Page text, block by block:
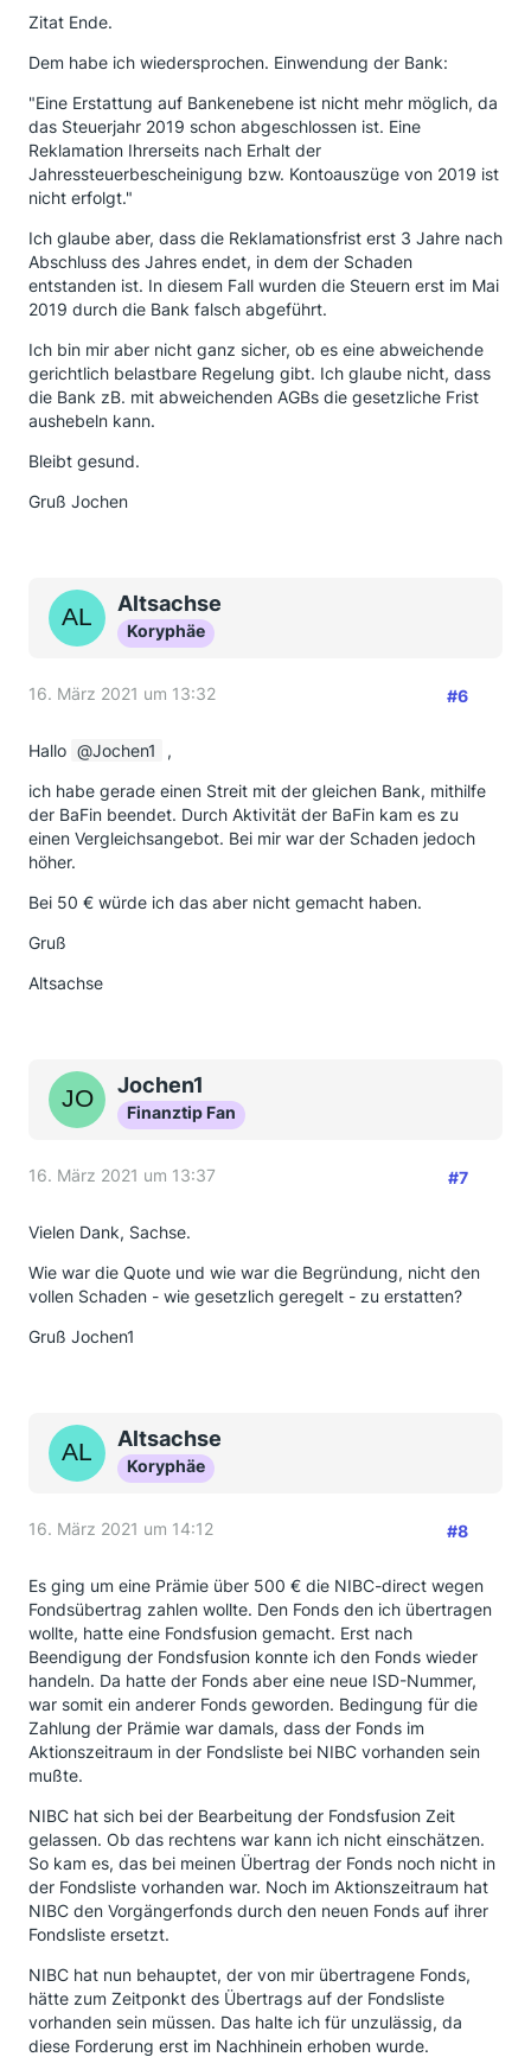
Zitat Ende.
Dem habe ich wiedersprochen. Einwendung der Bank:
"Eine Erstattung auf Bankenebene ist nicht mehr möglich, da
das Steuerjahr 2019 schon abgeschlossen ist. Eine
Reklamation Ihrerseits nach Erhalt der
Jahressteuerbescheinigung bzw. Kontoauszüge von 2019 ist
nicht erfolgt."
Ich glaube aber, dass die Reklamationsfrist erst 3 Jahre nach
Abschluss des Jahres endet, in dem der Schaden
entstanden ist. In diesem Fall wurden die Steuern erst im Mai
2019 durch die Bank falsch abgeführt.
Ich bin mir aber nicht ganz sicher, ob es eine abweichende
gerichtlich belastbare Regelung gibt. Ich glaube nicht, dass
die Bank zB. mit abweichenden AGBs die gesetzliche Frist
aushebeln kann.
Bleibt gesund.
Gruß Jochen
Altsachse
Koryphäe
16. März 2021 um 13:32 #6
Hallo Jochen1
,
ich habe gerade einen Streit mit der gleichen Bank, mithilfe
der BaFin beendet. Durch Aktivität der BaFin kam es zu
einen Vergleichsangebot. Bei mir war der Schaden jedoch
höher.
Bei 50 € würde ich das aber nicht gemacht haben.
Gruß
Altsachse
Jochen1
Finanztip Fan
16. März 2021 um 13:37 #7
Vielen Dank, Sachse.
Wie war die Quote und wie war die Begründung, nicht den
vollen Schaden - wie gesetzlich geregelt - zu erstatten?
Gruß Jochen1
Altsachse
Koryphäe
16. März 2021 um 14:12 #8
Es ging um eine Prämie über 500 € die NIBC-direct wegen
Fondsübertrag zahlen wollte. Den Fonds den ich übertragen
wollte, hatte eine Fondsfusion gemacht. Erst nach
Beendigung der Fondsfusion konnte ich den Fonds wieder
handeln. Da hatte der Fonds aber eine neue ISD-Nummer,
war somit ein anderer Fonds geworden. Bedingung für die
Zahlung der Prämie war damals, dass der Fonds im
Aktionszeitraum in der Fondsliste bei NIBC vorhanden sein
mußte.
NIBC hat sich bei der Bearbeitung der Fondsfusion Zeit
gelassen. Ob das rechtens war kann ich nicht einschätzen.
So kam es, das bei meinen Übertrag der Fonds noch nicht in
der Fondsliste vorhanden war. Noch im Aktionszeitraum hat
NIBC den Vorgängerfonds durch den neuen Fonds auf ihrer
Fondsliste ersetzt.
NIBC hat nun behauptet, der von mir übertragene Fonds,
hätte zum Zeitponkt des Übertrags auf der Fondsliste
vorhanden sein müssen. Das halte ich für unzulässig, da
diese Forderung erst im Nachhinein erhoben wurde.